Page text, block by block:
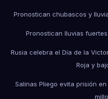
Pronostican chubascos y
Pronostican lluvias
Rusia celebra el Día de la
Roja y
Salinas Pliego evita prisión